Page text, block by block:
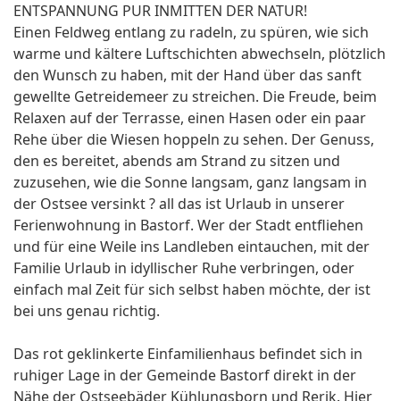
ENTSPANNUNG PUR INMITTEN DER NATUR!
Einen Feldweg entlang zu radeln, zu spüren, wie sich
warme und kältere Luftschichten abwechseln, plötzlich
den Wunsch zu haben, mit der Hand über das sanft
gewellte Getreidemeer zu streichen. Die Freude, beim
Relaxen auf der Terrasse, einen Hasen oder ein paar
Rehe über die Wiesen hoppeln zu sehen. Der Genuss,
den es bereitet, abends am Strand zu sitzen und
zuzusehen, wie die Sonne langsam, ganz langsam in
der Ostsee versinkt ? all das ist Urlaub in unserer
Ferienwohnung in Bastorf. Wer der Stadt entfliehen
und für eine Weile ins Landleben eintauchen, mit der
Familie Urlaub in idyllischer Ruhe verbringen, oder
einfach mal Zeit für sich selbst haben möchte, der ist
bei uns genau richtig.
Das rot geklinkerte Einfamilienhaus befindet sich in
ruhiger Lage in der Gemeinde Bastorf direkt in der
Nähe der Ostseebäder Kühlungsborn und Rerik. Hier